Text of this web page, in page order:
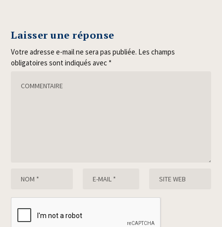
Laisser une réponse
Votre adresse e-mail ne sera pas publiée. Les champs
obligatoires sont indiqués avec *